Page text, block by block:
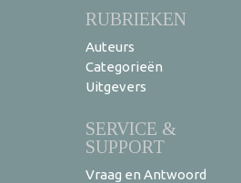
RUBRIEKEN
Auteurs
Categorieën
Uitgevers
SERVICE &
SUPPORT
Vraag en Antwoord